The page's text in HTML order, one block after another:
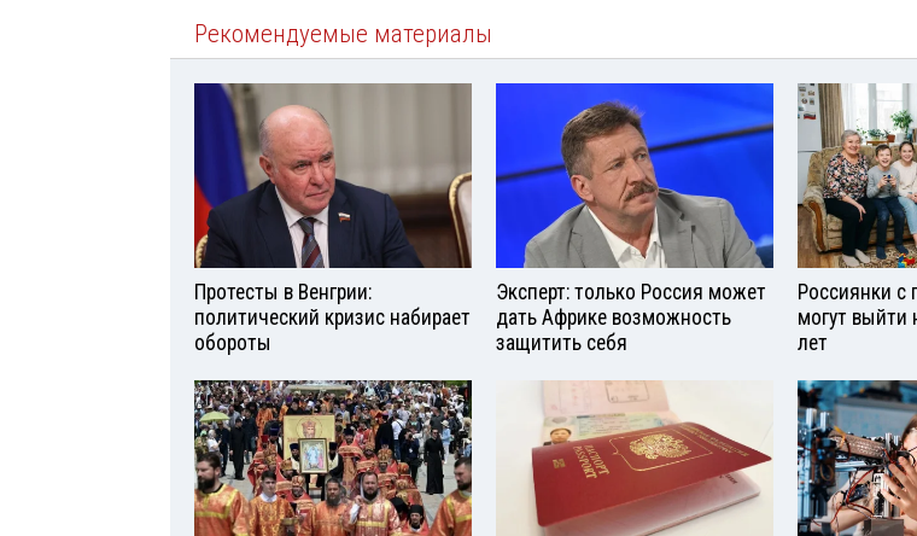
Рекомендуемые материалы
Протесты в Венгрии:
политический кризис набирает
обороты
Эксперт: только Россия может
дать Африке возможность
защитить себя
Россиянки с
могут выйти
лет